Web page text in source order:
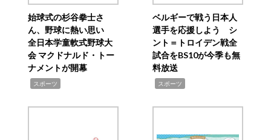
始球式の杉谷拳士さ
ん、野球に熱い思い
全日本学童軟式野球大
会 マクドナルド・トー
ナメントが開幕
スポーツ
ベルギーで戦う日本人
選手を応援しよう シ
ント＝トロイデン戦全
試合をBS10が今季も無
料放送
スポーツ